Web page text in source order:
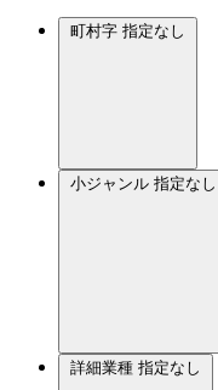
町村字 指定なし
小ジャンル 指定なし
詳細業種 指定なし